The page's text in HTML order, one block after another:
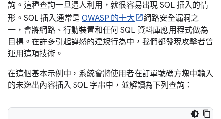
詢。這種查詢一旦遭人利用，就很容易出現 SQL 插入的情
形。SQL 插入通常是 OWASP 的十大
網路安全漏洞之
一，會將網路、行動裝置和任何 SQL 資料庫應用程式做為
目標。在許多引起譁然的違規行為中，我們都發現攻擊者曾
運用這項技術。
在這個基本示例中，系統會將使用者在訂單號碼方塊中輸入
的未逸出內容插入 SQL 字串中，並解讀為下列查詢：